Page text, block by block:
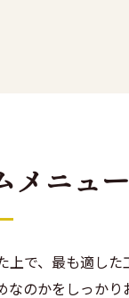
メニュー
で、最も適した
のかをしっかり